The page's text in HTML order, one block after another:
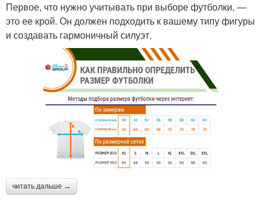
Первое, что нужно учитывать при выборе футболки, —
это ее крой. Он должен подходить к вашему типу фигуры
и создавать гармоничный силуэт.
читать дальше →